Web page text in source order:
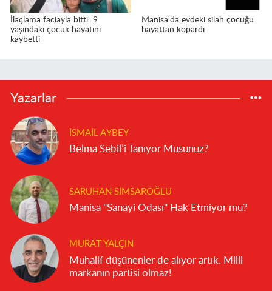
İlaçlama faciayla bitti: 9
yaşındaki çocuk hayatını
kaybetti
Manisa'da evdeki silah çocuğu
hayattan kopardı
Yazarlar
İSMAIL AYBEY
Belma Sebil’i Tanıyor Musunuz?
SARUHAN SIMSAROĞLU
Manisa "Sanayi Odası" Hak Etmiyor mu?
MURAT YALÇIN
Muhalif düşünenler de alıyor artık. Milli
markanın partisi olmaz!